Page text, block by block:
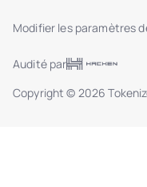
Modifier les paramètres
Audité par
Copyright © 2026